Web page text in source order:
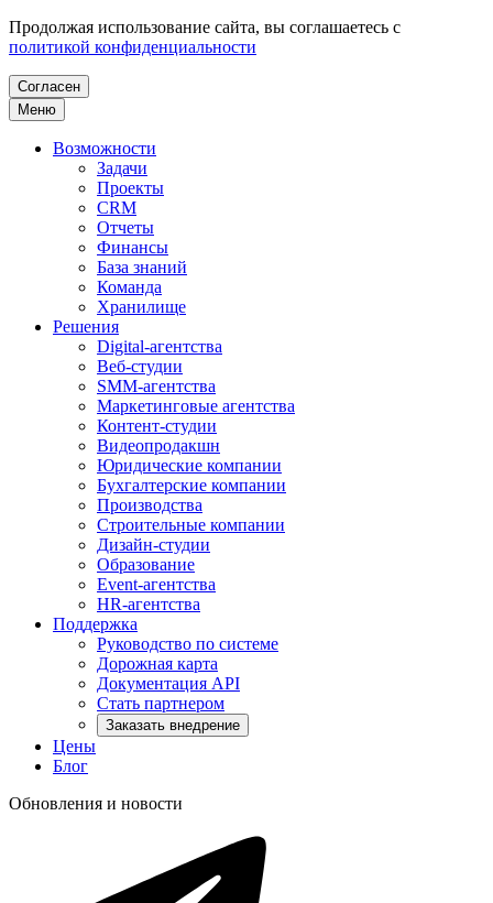
Продолжая использование сайта, вы соглашаетесь с
политикой конфиденциальности
Согласен
Меню
Возможности
Задачи
Проекты
CRM
Отчеты
Финансы
База знаний
Команда
Хранилище
Решения
Digital-агентства
Веб-студии
SMM-агентства
Маркетинговые агентства
Контент-студии
Видеопродакшн
Юридические компании
Бухгалтерские компании
Производства
Строительные компании
Дизайн-студии
Образование
Event-агентства
HR-агентства
Поддержка
Руководство по системе
Дорожная карта
Документация API
Стать партнером
Заказать внедрение
Цены
Блог
Обновления и новости